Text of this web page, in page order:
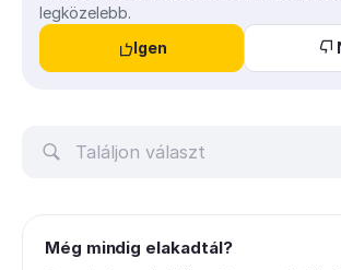
legközelebb.
Igen
Még mindig elakadtál?